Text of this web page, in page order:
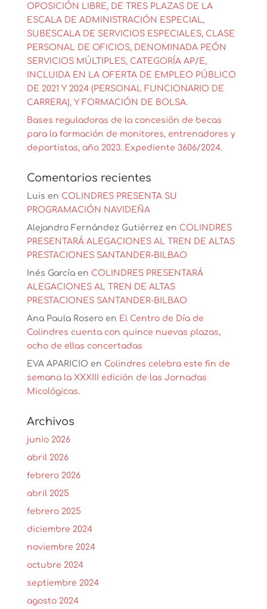
OPOSICIÓN LIBRE, DE TRES PLAZAS DE LA
ESCALA DE ADMINISTRACIÓN ESPECIAL,
SUBESCALA DE SERVICIOS ESPECIALES, CLASE
PERSONAL DE OFICIOS, DENOMINADA PEÓN
SERVICIOS MÚLTIPLES, CATEGORÍA AP/E,
INCLUIDA EN LA OFERTA DE EMPLEO PÚBLICO
DE 2021 Y 2024 (PERSONAL FUNCIONARIO DE
CARRERA), Y FORMACIÓN DE BOLSA.
Bases reguladoras de la concesión de becas
para la formación de monitores, entrenadores y
deportistas, año 2023. Expediente 3606/2024.
Comentarios recientes
Luis en COLINDRES PRESENTA SU
PROGRAMACIÓN NAVIDEÑA
Alejandro Fernández Gutiérrez en COLINDRES
PRESENTARÁ ALEGACIONES AL TREN DE ALTAS
PRESTACIONES SANTANDER-BILBAO
Inés Garcíaen COLINDRES PRESENTARÁ
ALEGACIONES AL TREN DE ALTAS
PRESTACIONES SANTANDER-BILBAO
Ana Paula Roseroen El Centro de Día de
Colindres cuenta con quince nuevas plazas,
ocho de ellas concertadas
EVA APARICIO en Colindres celebra este fin de
semana la XXXIII edición de las Jornadas
Micológicas.
Archivos
junio 2026
abril 2026
febrero 2026
abril 2025
febrero 2025
diciembre 2024
noviembre 2024
octubre 2024
septiembre 2024
agosto 2024